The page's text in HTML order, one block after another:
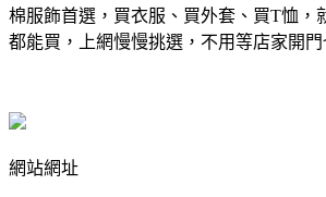
棉服飾首選，買衣服、買外套、買T恤，
都能買，上網慢慢挑選，不用等店家開
網站網址